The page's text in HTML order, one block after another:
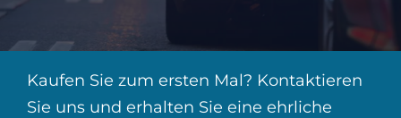
Kaufen Sie zum ersten Mal? Kontaktieren
Sie uns und erhalten Sie eine ehrliche